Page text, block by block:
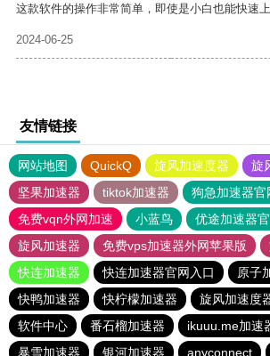
这款软件的操作非常简单，即使是小白也能快速上
2024-06-25
友情链接
网站地图 QuickQ 旋风加速度器
旋
坚果加速器
tiktok加速器
狗急加速器官
免费vqn外网加速
小蓝鸟 优途加速器
旋风加速器
免费vps加速器外网苹果版
快连加速器
快连加速器官网入口
原子
快鸭加速器
快柠檬加速器 旋风加速度
软件中心
番石榴加速器
ikuuu.me加速
暴雪加速器
银河加速器 anyconnect